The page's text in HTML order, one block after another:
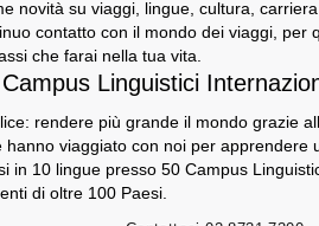
novità su viaggi, lingue, cultura,
contatto con il mondo dei viaggi, per
che farai nella tua vita.
Linguistici
rendere più grande il mondo grazie
viaggiato con noi per apprendere
in 10 lingue presso 50 Campus
di oltre 100 Paesi.